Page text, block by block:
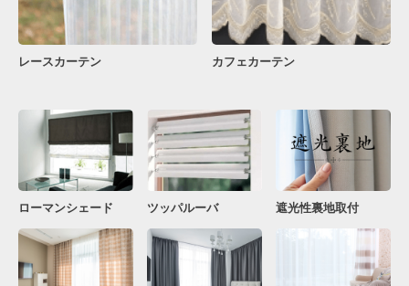
レースカーテン カフェカーテン
ローマンシェード ツッパルーバ 遮光性裏地取付